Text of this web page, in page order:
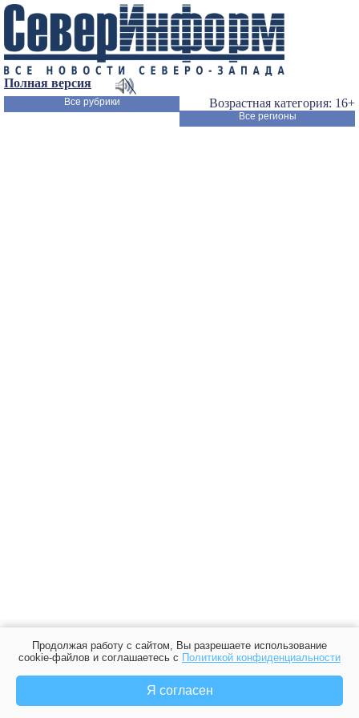
Полная версия
Возрастная категория: 16+
Все рубрики
Все регионы
Продолжая работу с сайтом, Вы разрешаете использование
cookie-файлов и соглашаетесь с Политикой конфиденциальности
Я согласен